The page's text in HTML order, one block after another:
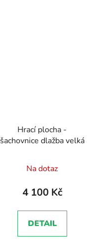
Hrací plocha -
šachovnice dlažba velká
Na dotaz
4 100 Kč
DETAIL